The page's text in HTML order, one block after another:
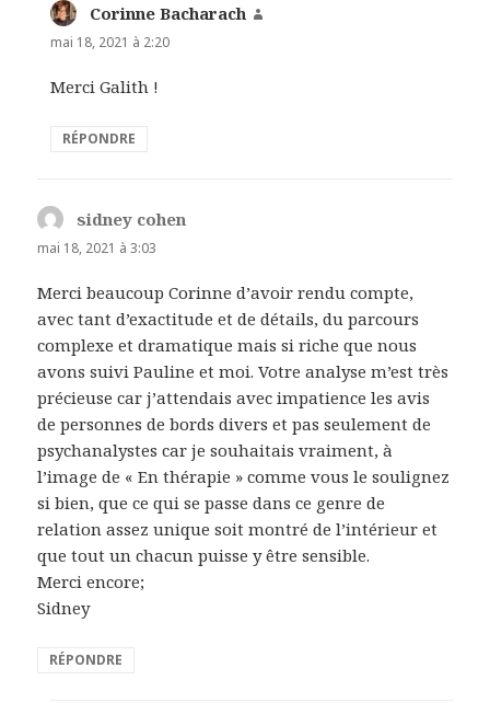
Corinne Bacharach
mai 18, 2021 à 2:20
Merci Galith !
RÉPONDRE
sidney cohen
mai 18, 2021 à 3:03
Merci beaucoup Corinne d’avoir rendu compte,
avec tant d’exactitude et de détails, du parcours
complexe et dramatique mais si riche que nous
avons suivi Pauline et moi. Votre analyse m’est très
précieuse car j’attendais avec impatience les avis
de personnes de bords divers et pas seulement de
psychanalystes car je souhaitais vraiment, à
l’image de « En thérapie » comme vous le soulignez
si bien, que ce qui se passe dans ce genre de
relation assez unique soit montré de l’intérieur et
que tout un chacun puisse y être sensible.
Merci encore;
Sidney
RÉPONDRE